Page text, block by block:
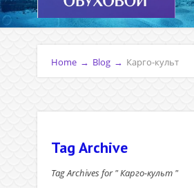
Home → Blog → Карго-культ
Tag Archive
Tag Archives for " Карго-культ "